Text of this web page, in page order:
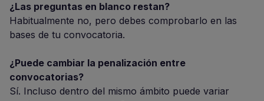
¿Las preguntas en blanco restan?
Habitualmente no, pero debes comprobarlo en las
bases de tu convocatoria.
¿Puede cambiar la penalización entre
convocatorias?
Sí. Incluso dentro del mismo ámbito puede variar